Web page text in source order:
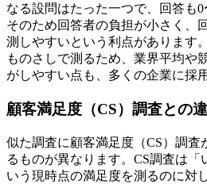
なる設問はたった一つで、回答も0
そのため回答者の負担が小さく、
測しやすいという利点があります
ものさしで測るため、業界平均や
がしやすい点も、多くの企業に採
顧客満足度（CS）調査との
似た調査に顧客満足度（CS）調査
るものが異なります。CS調査は「
いう現時点の満足度を測るのに対